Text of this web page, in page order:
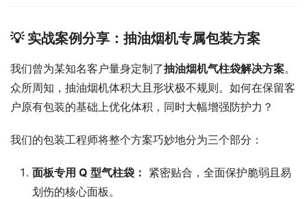
💡 实战案例分享：抽油烟机专属包装方案
我们曾为某知名客户量身定制了抽油烟机气柱袋解决方案。
众所周知，抽油烟机体积大且形状极不规则。如何在保留客
户原有包装的基础上优化体积，同时大幅增强防护力？
我们的包装工程师将整个方案巧妙地分为三个部分：
面板专用 Q 型气柱袋： 紧密贴合，全面保护脆弱且易
划伤的核心面板。